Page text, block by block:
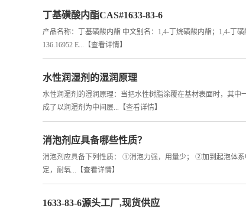
丁基磺酸内酯CAS#1633-83-6
产品名称：丁基磺酸内酯 中文别名：1,4-丁烷磺酸内酯；1,4-丁磺
136.16952 E... 【查看详情】
水性润湿剂的湿润原理
水性润湿剂的湿润原理：当把水性树脂涂覆在基材表面时，其
成了以润湿剂为中间层... 【查看详情】
消泡剂应具备哪些性质？
消泡剂应具备下列性质： ①消泡力强，用量少； ②加到起泡体
定，耐氧... 【查看详情】
1633-83-6源头工厂,现货供应